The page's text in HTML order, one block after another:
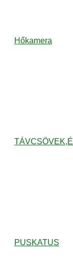
Hőkamera
PUSKATUS